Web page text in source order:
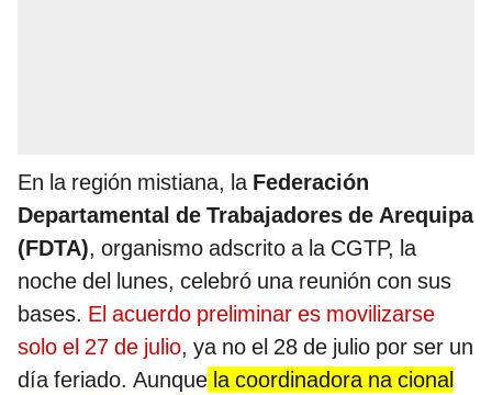
En la región mistiana, la Federación
Departamental de Trabajadores de Arequipa
(FDTA), organismo adscrito a la CGTP, la
noche del lunes, celebró una reunión con sus
bases. El acuerdo preliminar es movilizarse
solo el 27 de julio, ya no el 28 de julio por ser un
día feriado. Aunque la coordinadora na cional